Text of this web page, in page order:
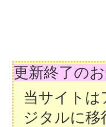
更新終了の
当サイト
ジタルに移